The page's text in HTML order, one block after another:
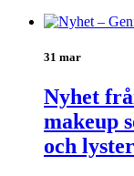
31 mar
Nyhet
makeup
och